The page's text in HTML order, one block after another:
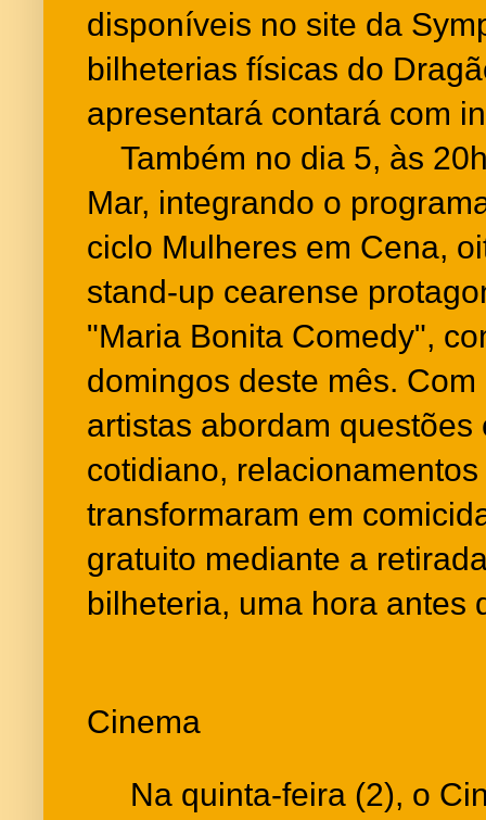
disponíveis no site da
bilheterias físicas do
apresentará contará com
Também no dia 5, às
Mar, integrando o
ciclo Mulheres em Cena,
stand-up cearense
"Maria Bonita Comedy",
domingos deste mês.
artistas abordam
cotidiano,
transformaram em
gratuito mediante a
bilheteria, uma hora antes
Cinema
Na quinta-feira (2), o